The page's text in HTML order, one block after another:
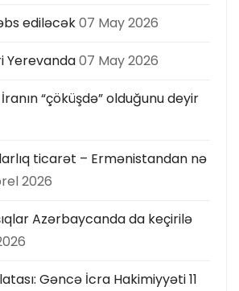
ediləcək07 May 2026
Yerevanda07 May 2026
“çöküşdə” olduğunu deyir
ticarət – Ermənistandan nə
2026
Azərbaycanda da keçirilə
Gəncə İcra Hakimiyyəti 11